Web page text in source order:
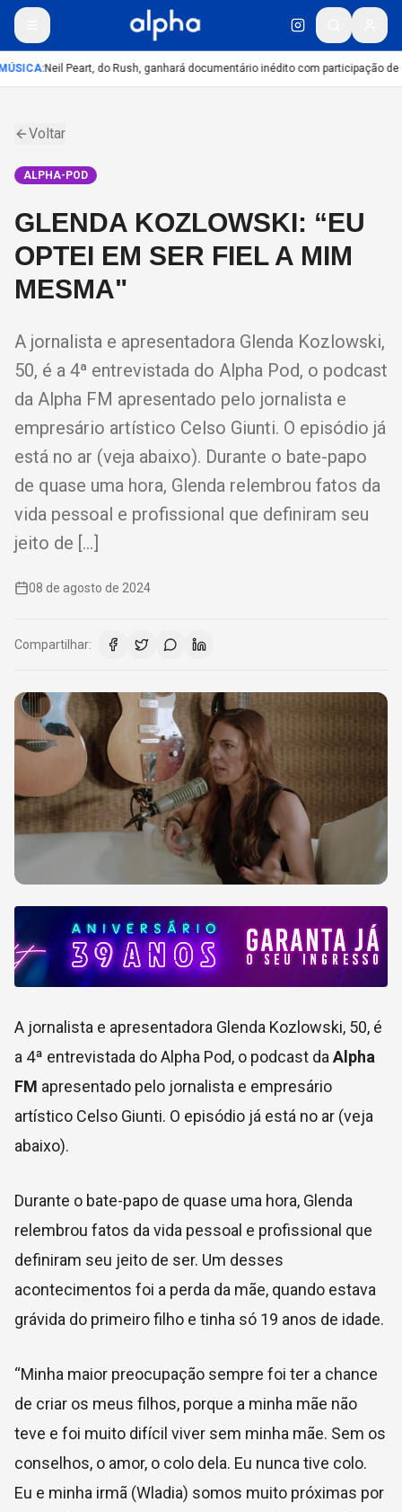
:Neil Peart, do Rush, ganhará documentário inédito com participação de
Voltar
ALPHA-POD
GLENDA KOZLOWSKI: “EU
OPTEI EM SER FIEL A MIM
MESMA"
A jornalista e apresentadora Glenda Kozlowski,
50, é a 4ª entrevistada do Alpha Pod, o podcast
da Alpha FM apresentado pelo jornalista e
empresário artístico Celso Giunti. O episódio já
está no ar (veja abaixo). Durante o bate-papo
de quase uma hora, Glenda relembrou fatos da
vida pessoal e profissional que definiram seu
jeito de […]
08 de agosto de 2024
Compartilhar:
A jornalista e apresentadora Glenda Kozlowski, 50, é
a 4ª entrevistada do Alpha Pod, o podcast da Alpha
FM apresentado pelo jornalista e empresário
artístico Celso Giunti. O episódio já está no ar (veja
abaixo).
Durante o bate-papo de quase uma hora, Glenda
relembrou fatos da vida pessoal e profissional que
definiram seu jeito de ser. Um desses
acontecimentos foi a perda da mãe, quando estava
grávida do primeiro filho e tinha só 19 anos de idade.
“Minha maior preocupação sempre foi ter a chance
de criar os meus filhos, porque a minha mãe não
teve e foi muito difícil viver sem minha mãe. Sem os
conselhos, o amor, o colo dela. Eu nunca tive colo.
Eu e minha irmã (Wladia) somos muito próximas por